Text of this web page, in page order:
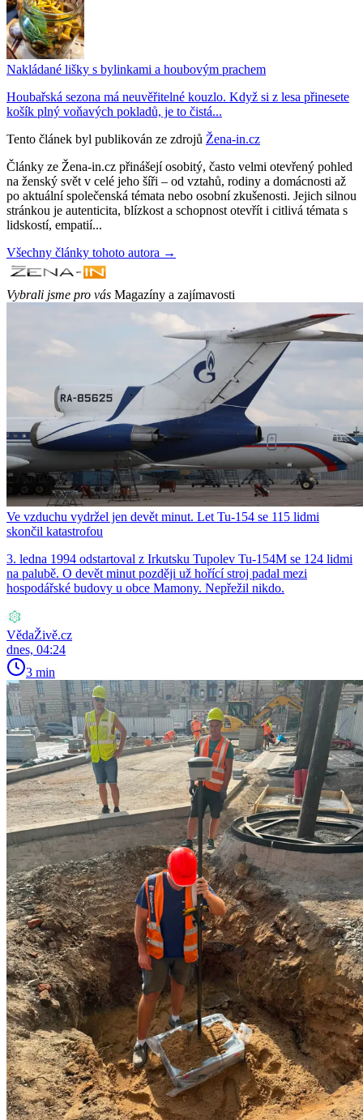
Nakládané lišky s bylinkami a houbovým prachem
Houbařská sezona má neuvěřitelné kouzlo. Když si z lesa přinesete
košík plný voňavých pokladů, je to čistá...
Tento článek byl publikován ze zdrojů Žena-in.cz
Články ze Žena-in.cz přinášejí osobitý, často velmi otevřený pohled
na ženský svět v celé jeho šíři – od vztahů, rodiny a domácnosti až
po aktuální společenská témata nebo osobní zkušenosti. Jejich silnou
stránkou je autenticita, blízkost a schopnost otevřít i citlivá témata s
lidskostí, empatií...
Všechny články tohoto autora →
Vybrali jsme pro vás Magazíny a zajímavosti
Ve vzduchu vydržel jen devět minut. Let Tu-154 se 115 lidmi
skončil katastrofou
3. ledna 1994 odstartoval z Irkutsku Tupolev Tu-154M se 124 lidmi
na palubě. O devět minut později už hořící stroj padal mezi
hospodářské budovy u obce Mamony. Nepřežil nikdo.
VědaŽivě.cz
dnes, 04:24
3 min